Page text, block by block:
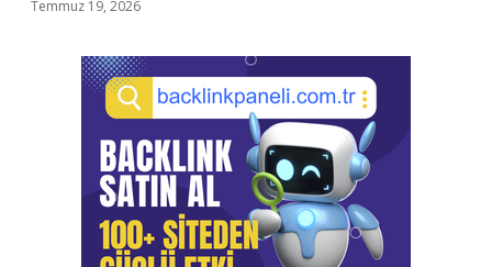
Temmuz 19, 2026